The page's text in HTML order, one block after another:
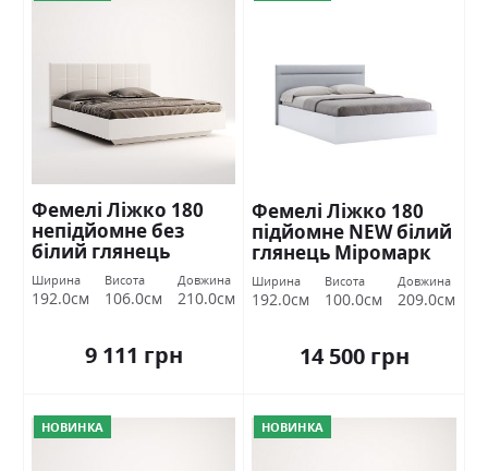
Фемелі Ліжко 180
непідйомне без
білий глянець
Міромарк
Ширина
192.0см
Висота
106.0см
Довжина
210.0см
9 111 грн
Фемелі Ліжко 180
підйомне NEW білий
глянець Міромарк
Ширина
192.0см
Висота
100.0см
Довжина
209.0см
14 500 грн
НОВИНКА НОВИНКА